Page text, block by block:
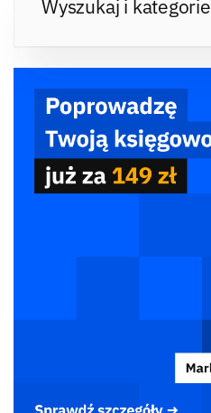
Wyszukaj i kategorie